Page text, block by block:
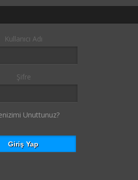
Kullanıcı Adı
Şifre
Unuttunuz?